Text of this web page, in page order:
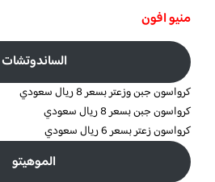
منيو افون
الساندوتشات
كرواسون جبن وزعتر بسعر 8 ريال سعودي
كرواسون جبن بسعر 8 ريال سعودي
كرواسون زعتر بسعر 6 ريال سعودي
الموهيتو